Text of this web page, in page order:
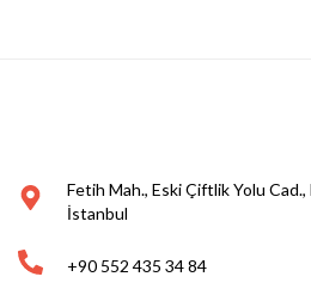
Fetih Mah., Eski Çiftlik Yolu
İstanbul
+90 552 435 34 84